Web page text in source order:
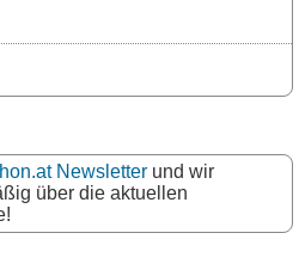
Newsletter und wir
über die aktuellen